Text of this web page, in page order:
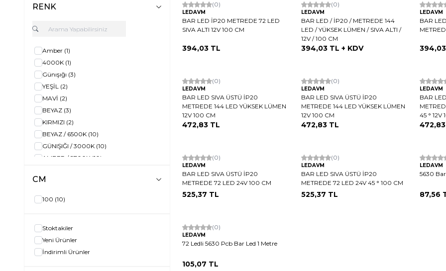
RENK
Amber (1)
4000K (1)
Günışığı (3)
YEŞİL (2)
MAVİ (2)
BEYAZ (3)
KIRMIZI (2)
BEYAZ / 6500K (10)
GÜNIŞIĞI / 3000K (10)
AMBER / 2700K (10)
MAVİ
CM
100 (10)
Stoktakiler
Yeni Ürünler
İndirimli Ürünler
Hızlı Kargo
(0)
LEDAVM
BAR LED İP20 METREDE 72 LED
SIVA ALTI 12V 100 CM
394,03 TL
(0)
LEDAVM
BAR LED / İP20 / METREDE 144
LED / YÜKSEK LÜMEN / SIVA ALTI /
12V / 100 CM
394,03TL + KDV
Hızlı
LEDAVM
BAR
394,03
Hızlı Kargo
(0)
LEDAVM
BAR LED SIVA ÜSTÜ İP20
METREDE 144 LED YÜKSEK LÜMEN
12V 100 CM
472,83 TL
Hızlı Kargo
(0)
LEDAVM
BAR LED SIVA ÜSTÜ İP20
METREDE 144 LED YÜKSEK LÜMEN
12V 100 CM
472,83TL
Hızlı
LEDAVM
BAR
45 ° 12V
472,83
Hızlı Kargo
(0)
LEDAVM
BAR LED SIVA ÜSTÜ İP20
METREDE 72 LED 24V 100 CM
525,37 TL
Hızlı Kargo
(0)
LEDAVM
BAR LED SIVA ÜSTÜ İP20
METREDE 72 LED 24V 45 ° 100 CM
525,37 TL
Hızlı
LEDAVM
5630
87,56
Hızlı Kargo
(0)
LEDAVM
72 Ledli 5630 Pcb Bar Led 1 Metre
105,07 TL